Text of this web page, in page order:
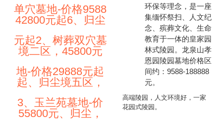
42800元起6、归尘
境二区，45800元
起、归尘境五区，
55800元、归尘，
单穴墓地-价格9588
元起2、树葬双穴墓
地-价格29888元起
3、玉兰苑墓地-价
环保等理念，是一座
集缅怀祭扫、人文纪
念、殡葬文化、生命
教育于一体的皇家园
林式陵园。龙泉山孝
恩园陵园墓地价格区
间约：9588-188888
元。
高端陵园，人文环境好，一家
花园式陵园。